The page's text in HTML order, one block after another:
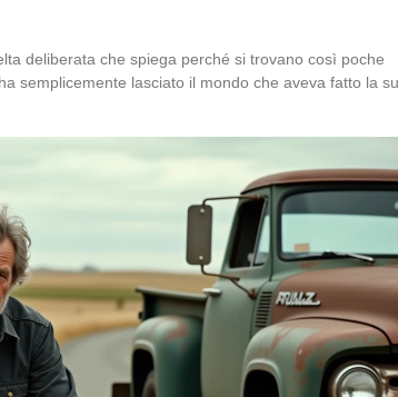
deliberata che spiega perché si trovano così poche
semplicemente lasciato il mondo che aveva fatto la